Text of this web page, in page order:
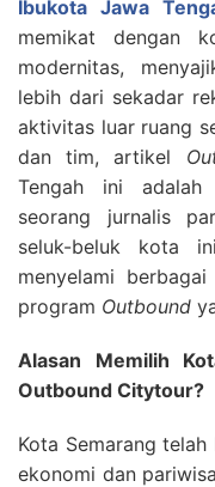
Ibukota Jawa
memikat dengan
modernitas,
lebih dari sekadar
aktivitas luar ruang
dan tim, artikel
Tengah ini adalah
seorang jurnalis
seluk-beluk kota
menyelami
program Outbound
Alasan Memilih
Outbound Citytour?
Kota Semarang
ekonomi dan